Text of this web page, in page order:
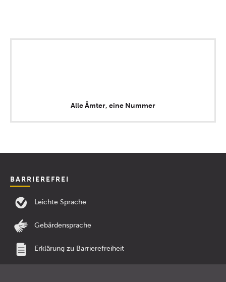
Alle Ämter, eine Nummer
BARRIEREFREI
Leichte Sprache
Gebärdensprache
Erklärung zu Barrierefreiheit